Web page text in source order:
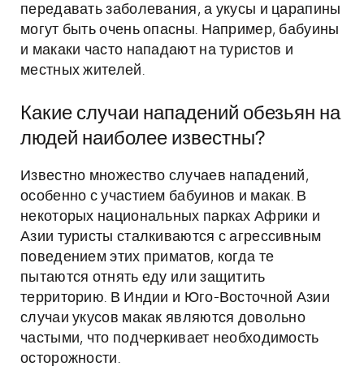
передавать заболевания, а укусы и царапины
могут быть очень опасны. Например, бабуины
и макаки часто нападают на туристов и
местных жителей.
Какие случаи нападений обезьян на
людей наиболее известны?
Известно множество случаев нападений,
особенно с участием бабуинов и макак. В
некоторых национальных парках Африки и
Азии туристы сталкиваются с агрессивным
поведением этих приматов, когда те
пытаются отнять еду или защитить
территорию. В Индии и Юго-Восточной Азии
случаи укусов макак являются довольно
частыми, что подчеркивает необходимость
осторожности.